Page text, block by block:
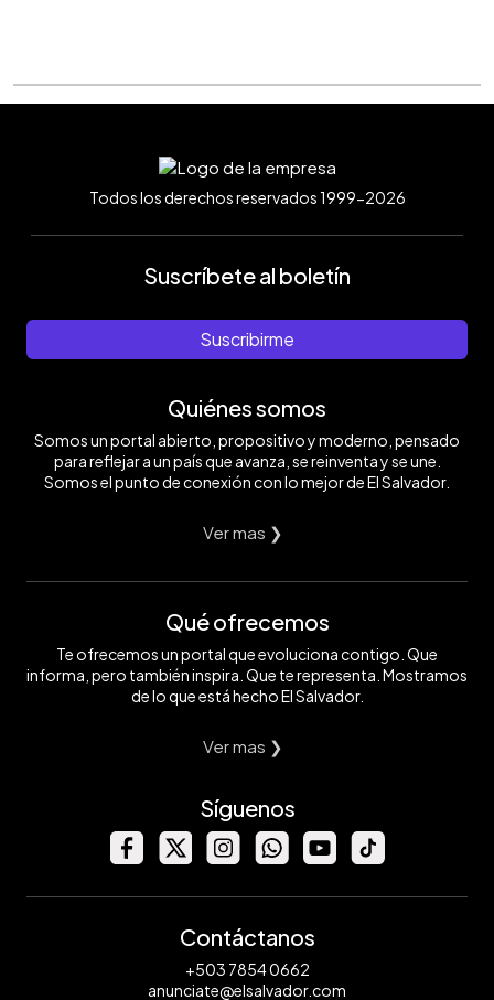
Todos los derechos reservados 1999-2026
Suscríbete al boletín
Suscribirme
Quiénes somos
Somos un portal abierto, propositivo y moderno, pensado
para reflejar a un país que avanza, se reinventa y se une.
Somos el punto de conexión con lo mejor de El Salvador.
Ver mas ❯
Qué ofrecemos
Te ofrecemos un portal que evoluciona contigo. Que
informa, pero también inspira. Que te representa. Mostramos
de lo que está hecho El Salvador.
Ver mas ❯
Síguenos
Contáctanos
+503 7854 0662
anunciate@elsalvador.com